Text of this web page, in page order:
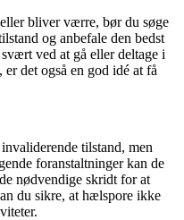
bliver værre, bør du søge
og anbefale den bedst
ved at gå eller deltage i
det også en god idé at få
tilstand, men
foranstaltninger kan de
nødvendige skridt for at
du sikre, at hælspore ikke